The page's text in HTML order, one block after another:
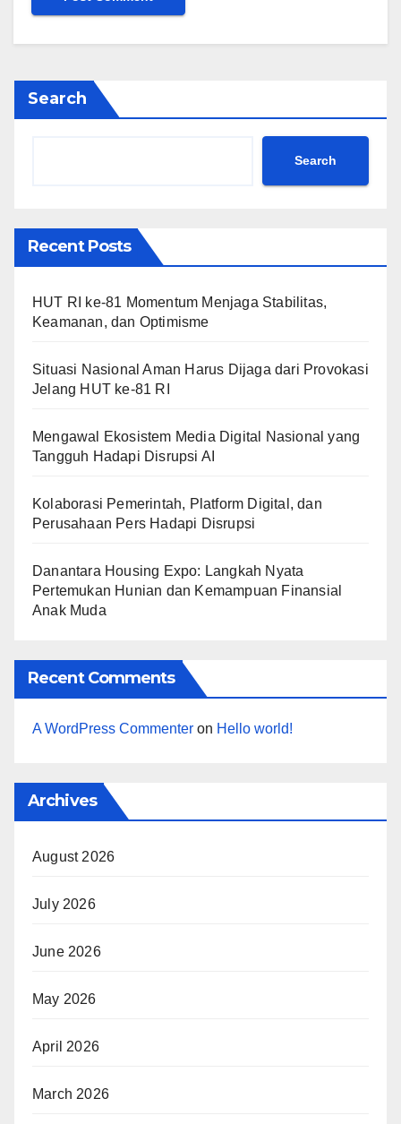
Search
Search
Recent Posts
HUT RI ke-81 Momentum Menjaga Stabilitas,
Keamanan, dan Optimisme
Situasi Nasional Aman Harus Dijaga dari Provokasi
Jelang HUT ke-81 RI
Mengawal Ekosistem Media Digital Nasional yang
Tangguh Hadapi Disrupsi AI
Kolaborasi Pemerintah, Platform Digital, dan
Perusahaan Pers Hadapi Disrupsi
Danantara Housing Expo: Langkah Nyata
Pertemukan Hunian dan Kemampuan Finansial
Anak Muda
Recent Comments
A WordPress Commenter on Hello world!
Archives
August 2026
July 2026
June 2026
May 2026
April 2026
March 2026